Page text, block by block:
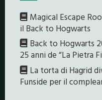
Magical Escape
il Back to Hogwarts
Back to Hogwarts
25 anni de “La Pietra
La torta di Hagrid
Funside per il